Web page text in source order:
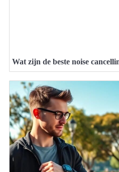
Wat zijn de beste noise